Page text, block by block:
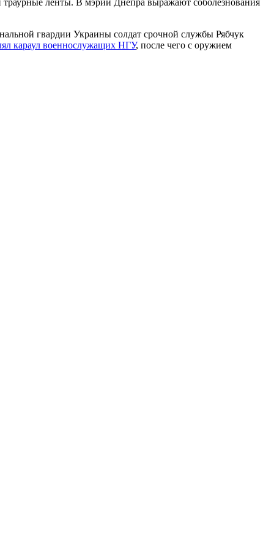
гвардии Украины солдат срочной службы Рябчук
караул военнослужащих НГУ, после чего с оружием